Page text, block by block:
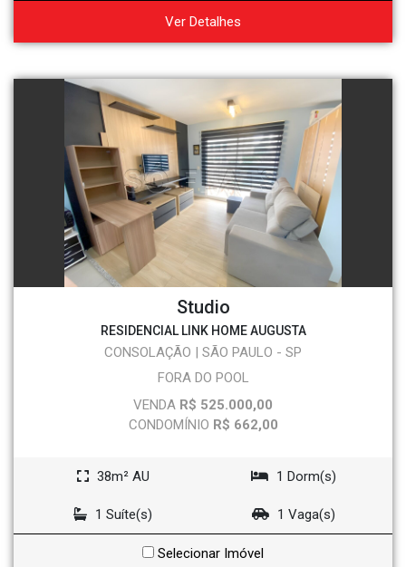
Ver Detalhes
Studio
RESIDENCIAL LINK HOME AUGUSTA
CONSOLAÇÃO | SÃO PAULO - SP
FORA DO POOL
VENDA R$ 525.000,00
CONDOMÍNIO R$ 662,00
38m² AU 1 Dorm(s)
1 Suíte(s) 1 Vaga(s)
Selecionar Imóvel